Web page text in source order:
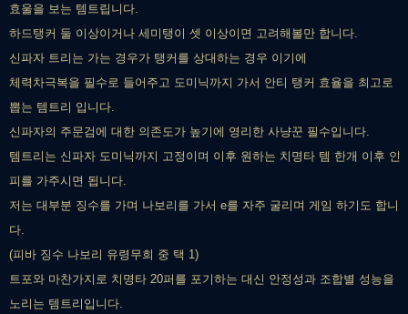
효울을 보는 템트립니다.
하드탱커 둘 이상이거나 세미탱이 셋 이상이면 고려해볼만 합니다.
신파자 트리는 가는 경우가 탱커를 상대하는 경우 이기에
체력차극복을 필수로 들어주고 도미닉까지 가서 안티 탱커 효율을 최고로
뽑는 템트리 입니다.
신파자의 주문검에 대한 의존도가 높기에 영리한 사냥꾼 필수입니다.
템트리는 신파자 도미닉까지 고정이며 이후 원하는 치명타 템 한개 이후 인
피를 가주시면 됩니다.
저는 대부분 징수를 가며 나보리를 가서 e를 자주 굴리며 게임 하기도 합니
다.
(피바 징수 나보리 유령무희 중 택 1)
트포와 마찬가지로 치명타 20퍼를 포기하는 대신 안정성과 조합별 성능을
노리는 템트리입니다.